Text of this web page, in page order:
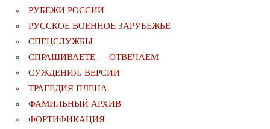
РУБЕЖИ РОССИИ
РУССКОЕ ВОЕННОЕ ЗАРУБЕЖЬЕ
СПЕЦСЛУЖБЫ
СПРАШИВАЕТЕ — ОТВЕЧАЕМ
СУЖДЕНИЯ. ВЕРСИИ
ТРАГЕДИЯ ПЛЕНА
ФАМИЛЬНЫЙ АРХИВ
ФОРТИФИКАЦИЯ